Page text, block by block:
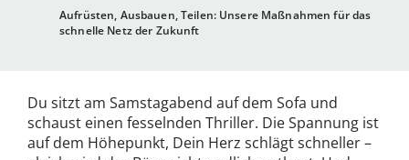
Aufrüsten, Ausbauen, Teilen: Unsere Maßnahmen für das
schnelle Netz der Zukunft
Du sitzt am Samstagabend auf dem Sofa und
schaust einen fesselnden Thriller. Die Spannung ist
auf dem Höhepunkt, Dein Herz schlägt schneller –